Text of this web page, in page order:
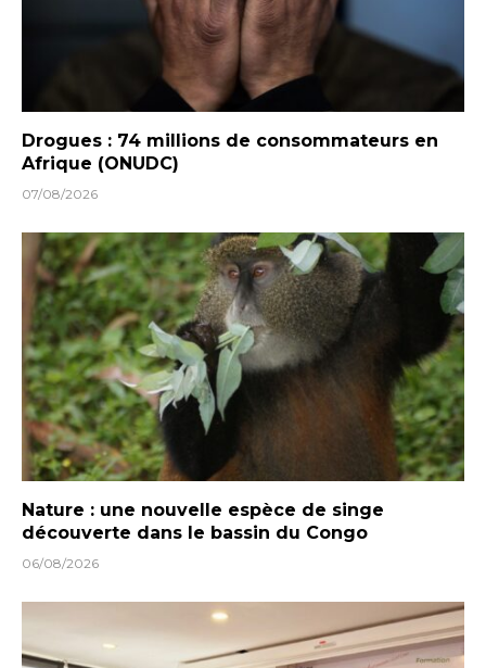
Drogues : 74 millions de consommateurs en
Afrique (ONUDC)
07/08/2026
Nature : une nouvelle espèce de singe
découverte dans le bassin du Congo
06/08/2026